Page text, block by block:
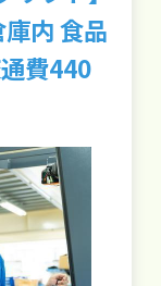
内 食品
費440